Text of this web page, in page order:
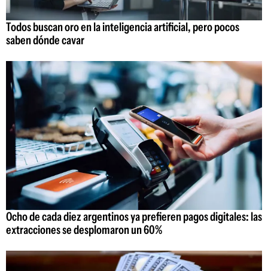
Todos buscan oro en la inteligencia artificial, pero pocos
saben dónde cavar
Ocho de cada diez argentinos ya prefieren pagos digitales: las
extracciones se desplomaron un 60%